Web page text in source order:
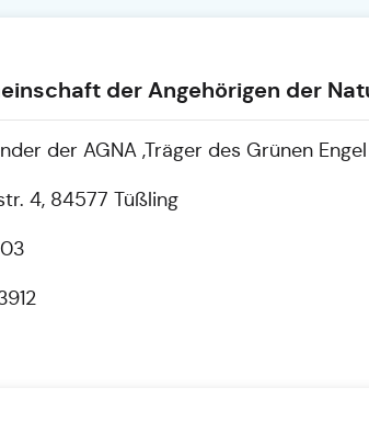
der Angehörigen der
der AGNA ,Träger des Grünen Engel
4, 84577 Tüßling